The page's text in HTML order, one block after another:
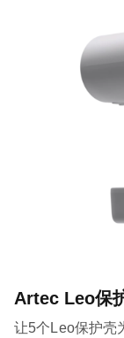
Artec Leo保
让5个Leo保护壳